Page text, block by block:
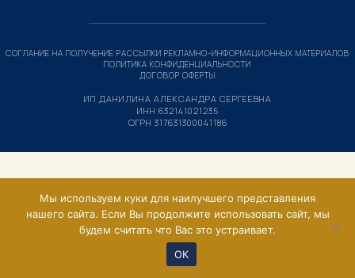
ИП ДАНИЛИНА АЛЕКСАНДРА СЕРГЕЕВНА
ИНН 632141021235
ОГРН 317631300041186
СОГЛАНИЕ НА ПОЛУЧЕНИЕ РАССЫЛКИ РЕКЛАМНО-ИНФОРМАЦИОННЫХ МАТЕРИАЛОВ
ПОЛИТИКА КОНФИДЕНЦИАЛЬНОСТИ
ДОГОВОР ОФЕРТЫ
Мы используем куки для наилучшего представления
нашего сайта. Если Вы продолжите использовать сайт, мы
будем считать что Вас это устраивает.
ОК